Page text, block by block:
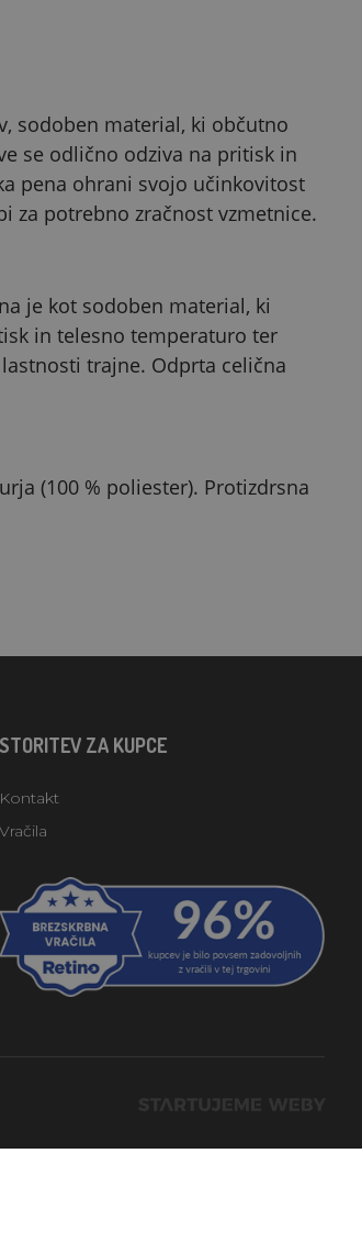
sodoben material, ki občutno
se odlično odziva na pritisk in
pena ohrani svojo učinkovitost
za potrebno zračnost vzmetnice.
je kot sodoben material, ki
in telesno temperaturo ter
trajne. Odprta celična
(100 % poliester). Protizdrsna
STORITEV ZA KUPCE
Kontakt
Vračila